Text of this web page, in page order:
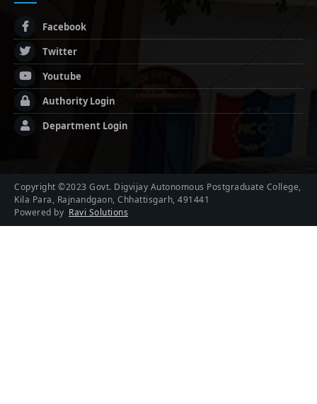
Facebook
Twitter
Youtube
Authority Login
Department Login
Copyright ©2023 Govt. Digvijay Autonomous Postgraduate College,
Kila Para, Rajnandgaon, Chhattisgarh, 491441
Powered by Ravi Solutions